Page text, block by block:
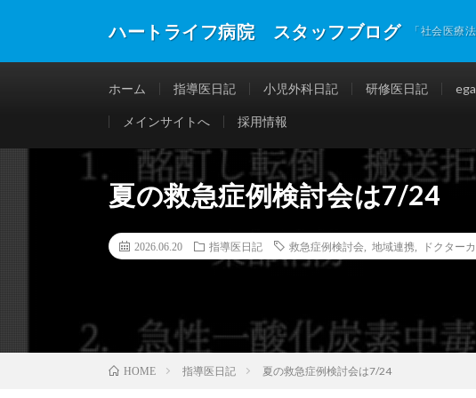
ハートライフ病院 スタッフブログ 「社会医療
ホーム 指導医日記 小児外科日記 研修医日記
メインサイトへ 採用情報
夏の救急症例検討会は7/24
2026.06.20 指導医日記 救急症例検討会 地域連携 ドクター
HOME 指導医日記 夏の救急症例検討会は7/24